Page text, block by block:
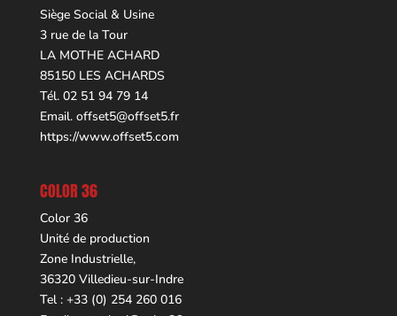
Siège Social & Usine
3 rue de la Tour
LA MOTHE ACHARD
85150 LES ACHARDS
Tél. 02 51 94 79 14
Email. offset5@offset5.fr
https://www.offset5.com
COLOR 36
Color 36
Unité de production
Zone Industrielle,
36320 Villedieu-sur-Indre
Tel : +33 (0) 254 260 016